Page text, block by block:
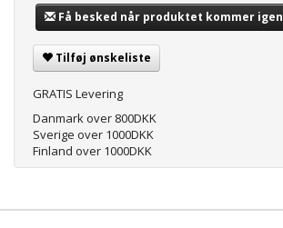
Få besked når produktet kommer igen
Tilføj ønskeliste
GRATIS Levering
Danmark over 800DKK
Sverige over 1000DKK
Finland over 1000DKK